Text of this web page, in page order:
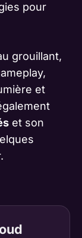
pour
grouillant,
et
et son